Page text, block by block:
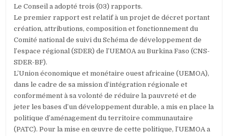
Le Conseil a adopté trois (03) rapports.
Le premier rapport est relatif à un projet de décret portant
création, attributions, composition et fonctionnement du
Comité national de suivi du Schéma de développement de
l’espace régional (SDER) de l’UEMOA au Burkina Faso (CNS-
SDER-BF).
L’Union économique et monétaire ouest africaine (UEMOA),
dans le cadre de sa mission d’intégration régionale et
conformément à sa volonté de réduire la pauvreté et de
jeter les bases d’un développement durable, a mis en place la
politique d’aménagement du territoire communautaire
(PATC). Pour la mise en œuvre de cette politique, l’UEMOA a